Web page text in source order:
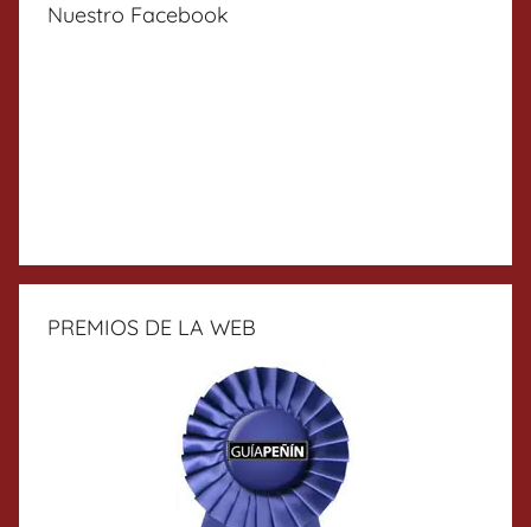
Nuestro Facebook
PREMIOS DE LA WEB